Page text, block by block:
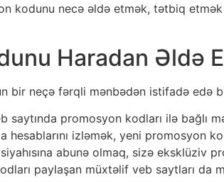
kodunu necə əldə etmək, tətbiq
Haradan Əldə
bir neçə fərqli mənbədən istifadə edə
saytında promosyon kodları ilə bağlı
hesablarını izləmək, yeni promosyon
abunə olmaq, sizə eksklüziv
paylaşan müxtəlif veb saytları